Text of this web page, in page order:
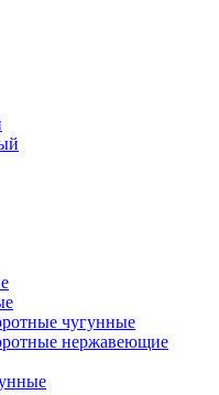
чугунные
нержавеющие